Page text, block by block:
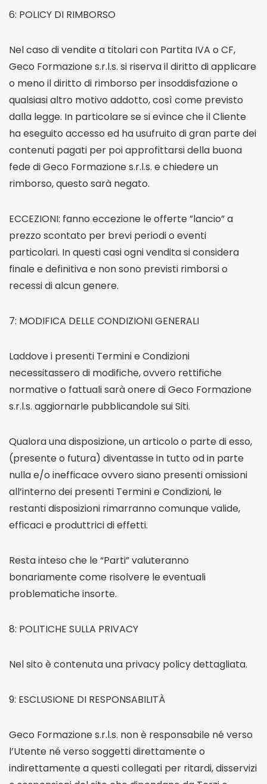
6: POLICY DI RIMBORSO
Nel caso di vendite a titolari con Partita IVA o CF,
Geco Formazione s.r.l.s. si riserva il diritto di applicare
o meno il diritto di rimborso per insoddisfazione o
qualsiasi altro motivo addotto, così come previsto
dalla legge. In particolare se si evince che il Cliente
ha eseguito accesso ed ha usufruito di gran parte dei
contenuti pagati per poi approfittarsi della buona
fede di Geco Formazione s.r.l.s. e chiedere un
rimborso, questo sarà negato.
ECCEZIONI: fanno eccezione le offerte ”lancio” a
prezzo scontato per brevi periodi o eventi
particolari. In questi casi ogni vendita si considera
finale e definitiva e non sono previsti rimborsi o
recessi di alcun genere.
7: MODIFICA DELLE CONDIZIONI GENERALI
Laddove i presenti Termini e Condizioni
necessitassero di modifiche, ovvero rettifiche
normative o fattuali sarà onere di Geco Formazione
s.r.l.s. aggiornarle pubblicandole sui Siti.
Qualora una disposizione, un articolo o parte di esso,
(presente o futura) diventasse in tutto od in parte
nulla e/o inefficace ovvero siano presenti omissioni
all’interno dei presenti Termini e Condizioni, le
restanti disposizioni rimarranno comunque valide,
efficaci e produttrici di effetti.
Resta inteso che le “Parti” valuteranno
bonariamente come risolvere le eventuali
problematiche insorte.
8: POLITICHE SULLA PRIVACY
Nel sito è contenuta una privacy policy dettagliata.
9: ESCLUSIONE DI RESPONSABILITÀ
Geco Formazione s.r.l.s. non è responsabile né verso
l’Utente né verso soggetti direttamente o
indirettamente a questi collegati per ritardi, disservizi